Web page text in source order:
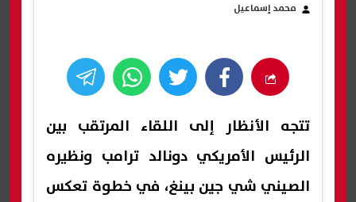
محمد إسماعيل
تتجه الأنظار إلى اللقاء المرتقب بين
الرئيس الأمريكي دونالد ترامب ونظيره
الصيني شي جين بينغ، في خطوة تعكس